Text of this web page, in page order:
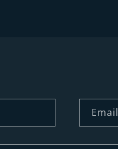
Email